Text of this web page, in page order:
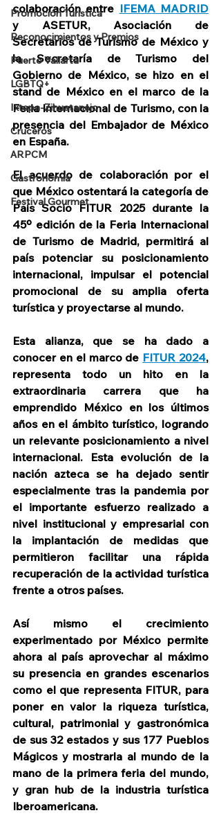
Promoción Turística
Reconocimientos y Premios
Puerto Vallarta
LGBTQ+
Ixtapa-Zihuatanejo
Cruceros
ARPCM
Gastronomia
Festival Gourmet
colaboración entre IFEMA MADRID
y ASETUR, Asociación de
Secretarios de Turismo de México y
la Secretaría de Turismo del
Gobierno de México, se hizo en el
stand de México en el marco de la
Feria Internacional de Turismo, con la
presencia del Embajador de México
en España.
El acuerdo de colaboración por el
que México ostentará la categoría de
País Socio FITUR 2025 durante la
45º edición de la Feria Internacional
de Turismo de Madrid, permitirá al
país potenciar su posicionamiento
internacional, impulsar el potencial
promocional de su amplia oferta
turística y proyectarse al mundo.
Esta alianza, que se ha dado a
conocer en el marco de FITUR 2024,
representa todo un hito en la
extraordinaria carrera que ha
emprendido México en los últimos
años en el ámbito turístico, logrando
un relevante posicionamiento a nivel
internacional. Esta evolución de la
nación azteca se ha dejado sentir
especialmente tras la pandemia por
el importante esfuerzo realizado a
nivel institucional y empresarial con
la implantación de medidas que
permitieron facilitar una rápida
recuperación de la actividad turística
frente a otros países.
Así mismo el crecimiento
experimentado por México permite
ahora al país aprovechar al máximo
su presencia en grandes escenarios
como el que representa FITUR, para
poner en valor la riqueza turística,
cultural, patrimonial y gastronómica
de sus 32 estados y sus 177 Pueblos
Mágicos y mostrarla al mundo de la
mano de la primera feria del mundo,
y gran hub de la industria turística
Iberoamericana.